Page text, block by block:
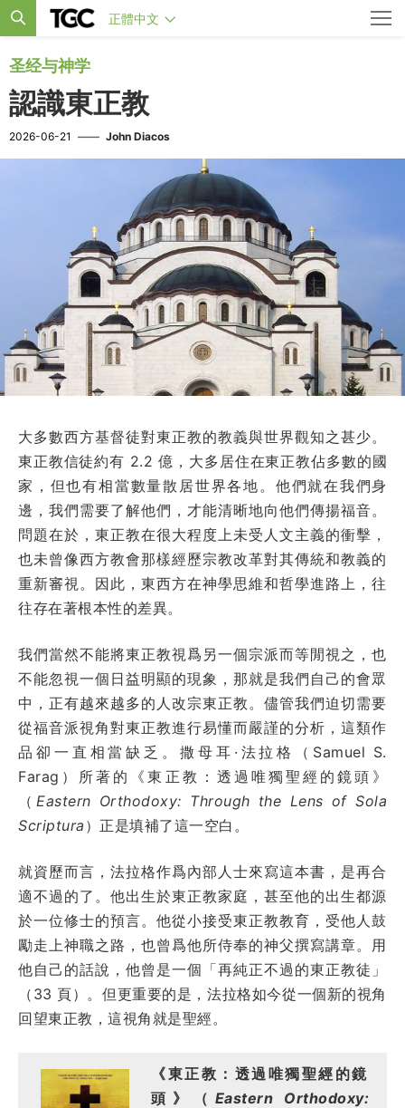
正體中文
圣经与神学
認識東正教
2026-06-21 —— John Diacos
大多數西方基督徒對東正教的教義與世界觀知之甚少。
東正教信徒約有 2.2 億，大多居住在東正教佔多數的國
家，但也有相當數量散居世界各地。他們就在我們身
邊，我們需要了解他們，才能清晰地向他們傳揚福音。
問題在於，東正教在很大程度上未受人文主義的衝擊，
也未曾像西方教會那樣經歷宗教改革對其傳統和教義的
重新審視。因此，東西方在神學思維和哲學進路上，往
往存在著根本性的差異。
我們當然不能將東正教視爲另一個宗派而等閒視之，也
不能忽視一個日益明顯的現象，那就是我們自己的會眾
中，正有越來越多的人改宗東正教。儘管我們迫切需要
從福音派視角對東正教進行易懂而嚴謹的分析，這類作
品卻一直相當缺乏。撒母耳·法拉格（Samuel S.
Farag）所著的《東正教：透過唯獨聖經的鏡頭》
（ Eastern Orthodoxy: Through the Lens of Sola
Scriptura ）正是填補了這一空白。
就資歷而言，法拉格作爲內部人士來寫這本書，是再合
適不過的了。他出生於東正教家庭，甚至他的出生都源
於一位修士的預言。他從小接受東正教教育，受他人鼓
勵走上神職之路，也曾爲他所侍奉的神父撰寫講章。用
他自己的話說，他曾是一個「再純正不過的東正教徒」
（33 頁）。但更重要的是，法拉格如今從一個新的視角
回望東正教，這視角就是聖經。
《東正教：透過唯獨聖經的鏡
頭》
（ Eastern Orthodoxy: